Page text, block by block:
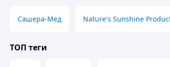
Показания к применению:
патологией сердечнососудистой
Сашера-Мед Nature's Sunshine
ТОП теги